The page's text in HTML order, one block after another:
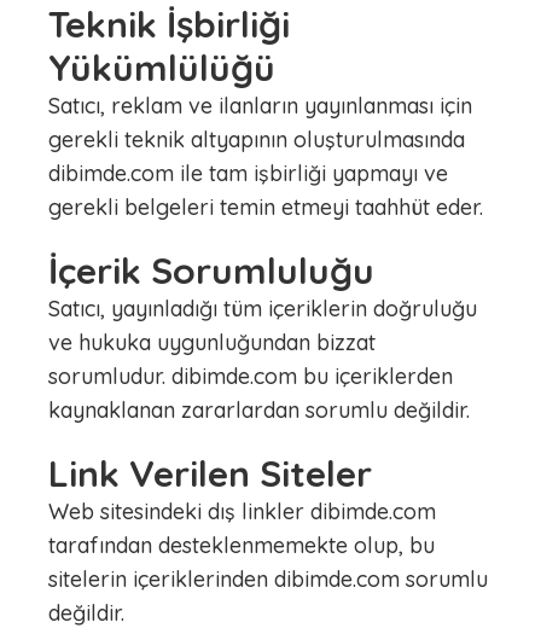
Teknik İşbirliği
Yükümlülüğü
Satıcı, reklam ve ilanların yayınlanması için
gerekli teknik altyapının oluşturulmasında
dibimde.com ile tam işbirliği yapmayı ve
gerekli belgeleri temin etmeyi taahhüt eder.
İçerik Sorumluluğu
Satıcı, yayınladığı tüm içeriklerin doğruluğu
ve hukuka uygunluğundan bizzat
sorumludur. dibimde.com bu içeriklerden
kaynaklanan zararlardan sorumlu değildir.
Link Verilen Siteler
Web sitesindeki dış linkler dibimde.com
tarafından desteklenmemekte olup, bu
sitelerin içeriklerinden dibimde.com sorumlu
değildir.